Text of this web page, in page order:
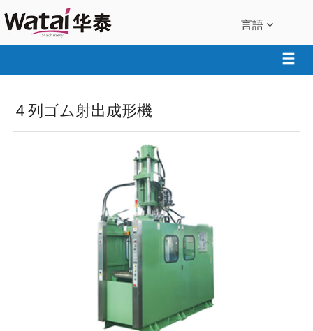
言語
４列ゴム射出成形機